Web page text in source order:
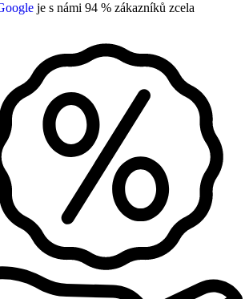
je s námi 94 % zákazníků zcela